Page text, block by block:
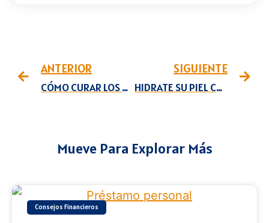
ANTERIOR
CÓMO CURAR LOS HONGOS DE LAS UÑAS
SIGUIENTE
HIDRATE SU PIEL CON PRODUCTOS NATURALES
Mueve Para Explorar Más
Consejos Financieros